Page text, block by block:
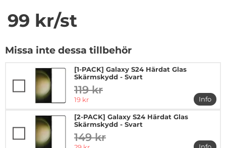
pris99 kr/st
Missa inte dessa tillbehör
[1-PACK] Galaxy S24 Härdat Glas
Skärmskydd - Svart
tidigare pris
119 kr
rea pris
19 kr
Info
mer
[2-PACK] Galaxy S24 Härdat Glas
Skärmskydd - Svart
tidigare pris
149 kr